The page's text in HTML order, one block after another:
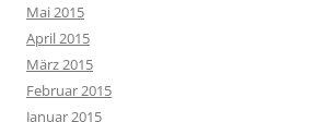
Mai 2015
April 2015
März 2015
Februar 2015
Januar 2015